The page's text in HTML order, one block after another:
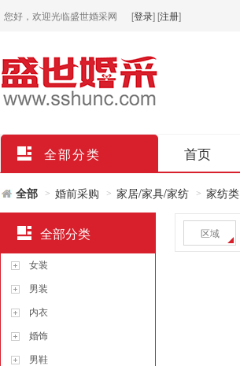
您好，欢迎光临盛世婚采网 [登录][注册]
全部分类 首页
全部 > 婚前采购 > 家居/家具/家纺 > 家纺类
区域
全部分类
女装
男装
内衣
婚饰
男鞋